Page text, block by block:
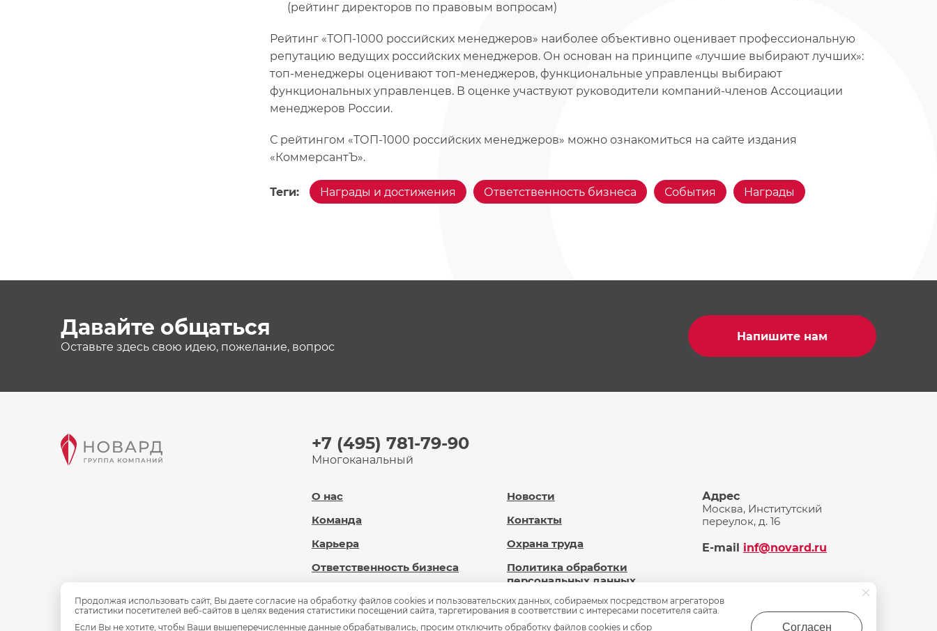
(рейтинг директоров по правовым вопросам)
Рейтинг «ТОП-1000 российских менеджеров» наиболее объективно оценивает профессиональную
репутацию ведущих российских менеджеров. Он основан на принципе «лучшие выбирают лучших»:
топ-менеджеры оценивают топ-менеджеров, функциональные управленцы выбирают
функциональных управленцев. В оценке участвуют руководители компаний-членов Ассоциации
менеджеров России.
С рейтингом «ТОП-1000 российских менеджеров» можно ознакомиться на сайте издания
«КоммерсантЪ».
Теги: Награды и достижения Ответственность бизнеса События Награды
Давайте общаться
Оставьте здесь свою идею, пожелание, вопрос
Напишите нам
+7 (495) 781-79-90
Многоканальный
О нас
Команда
Карьера
Ответственность бизнеса
Доброновард.рф
Новости
Контакты
Охрана труда
Политика обработки
персональных данных
Сведения об
образовательной
Адрес
Москва, Институтский
переулок, д. 16
E-mail inf@novard.ru
Продолжая использовать сайт, Вы даете согласие на обработку файлов cookies и пользовательских данных, собираемых посредством агрегаторов
статистики посетителей веб-сайтов в целях ведения статистики посещений сайта, таргетирования в соответствии с интересами посетителя сайта.
Если Вы не хотите, чтобы Ваши вышеперечисленные данные обрабатывались, просим отключить обработку файлов cookies и сбор
Согласен